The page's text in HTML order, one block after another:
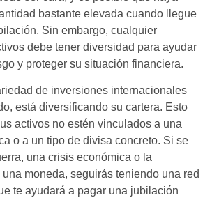
bastante elevada cuando llegue
Sin embargo, cualquier
debe tener diversidad para ayudar
y proteger su situación financiera.
de inversiones internacionales
está diversificando su cartera. Esto
activos no estén vinculados a una
o a un tipo de divisa concreto. Si se
una crisis económica o la
moneda, seguirás teniendo una red
te ayudará a pagar una jubilación